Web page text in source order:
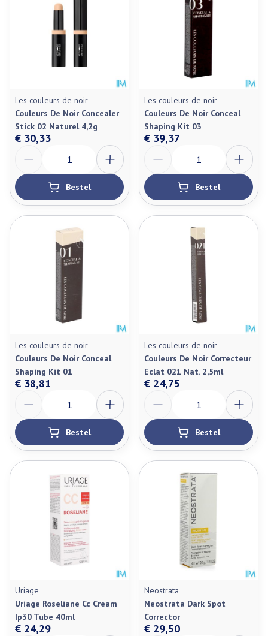
Les couleurs de noir
Couleurs De Noir Concealer
Stick 02 Naturel 4,2g
€ 30,33
Bestel
Les couleurs de noir
Couleurs De Noir Conceal
Shaping Kit 03
€ 39,37
Bestel
Les couleurs de noir
Couleurs De Noir Conceal
Shaping Kit 01
€ 38,81
Bestel
Les couleurs de noir
Couleurs De Noir Correcteur
Eclat 021 Nat. 2,5ml
€ 24,75
Bestel
Uriage
Uriage Roseliane Cc Cream
Ip30 Tube 40ml
€ 24,29
Neostrata
Neostrata Dark Spot
Corrector
€ 29,50